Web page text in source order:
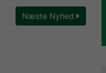
Næste Nyhed